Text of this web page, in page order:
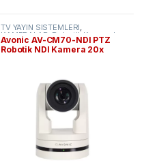
TV YAYIN SİSTEMLERİ,
KAMERALAR,Robotik Kameralar
Avonic AV-CM70-NDI PTZ
Robotik NDI Kamera 20x